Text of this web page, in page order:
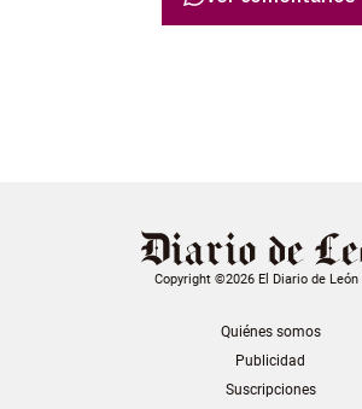
Copyright ©2026 El Diario de León
Quiénes somos
Publicidad
Suscripciones